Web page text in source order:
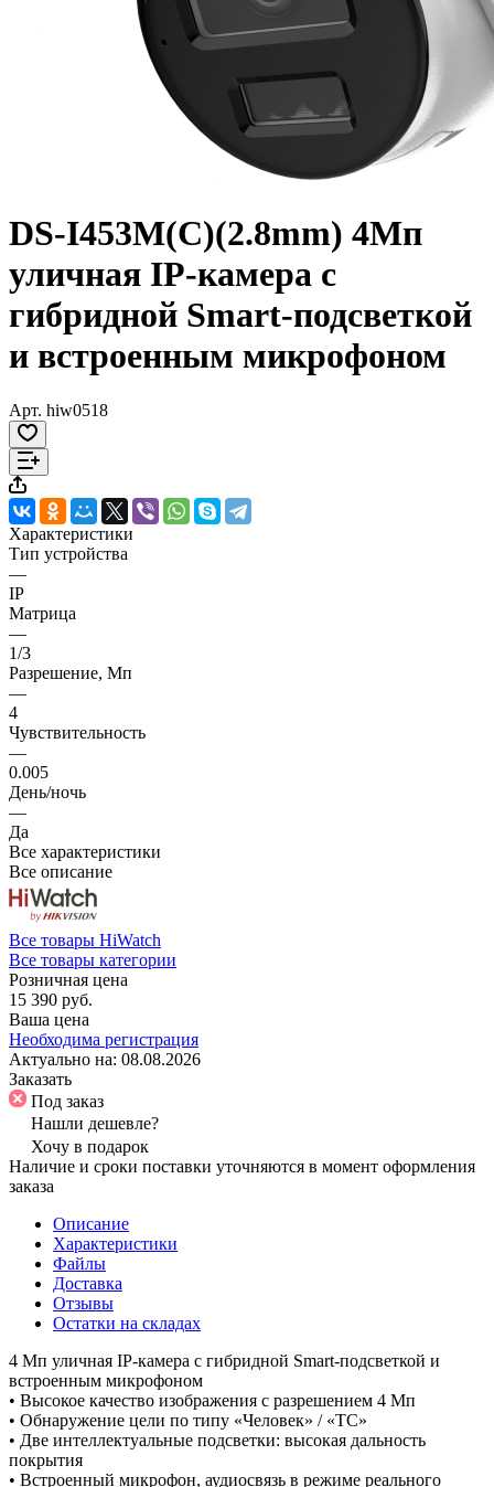
DS-I453M(C)(2.8mm) 4Мп
уличная IP-камера с
гибридной Smart-подсветкой
и встроенным микрофоном
Арт. hiw0518
Характеристики
Тип устройства
—
IP
Матрица
—
1/3
Разрешение, Мп
—
4
Чувствительность
—
0.005
День/ночь
—
Да
Все характеристики
Все описание
Все товары HiWatch
Все товары категории
Розничная цена
15 390 руб.
Ваша цена
Необходима регистрация
Актуально на: 08.08.2026
Заказать
Под заказ
Нашли дешевле?
Хочу в подарок
Наличие и сроки поставки уточняются в момент оформления
заказа
Описание
Характеристики
Файлы
Доставка
Отзывы
Остатки на складах
4 Мп уличная IP-камера с гибридной Smart-подсветкой и
встроенным микрофоном
• Высокое качество изображения с разрешением 4 Мп
• Обнаружение цели по типу «Человек» / «ТС»
• Две интеллектуальные подсветки: высокая дальность
покрытия
• Встроенный микрофон, аудиосвязь в режиме реального